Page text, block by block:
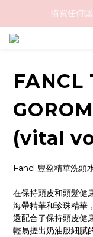
購
購買任何
FANCL
(vital
Fancl 豐盈精華洗頭
在保持頭皮和頭髮健
海帶精華和珍珠精華
還配合了保持頭皮健
輕易搓出奶油般細膩